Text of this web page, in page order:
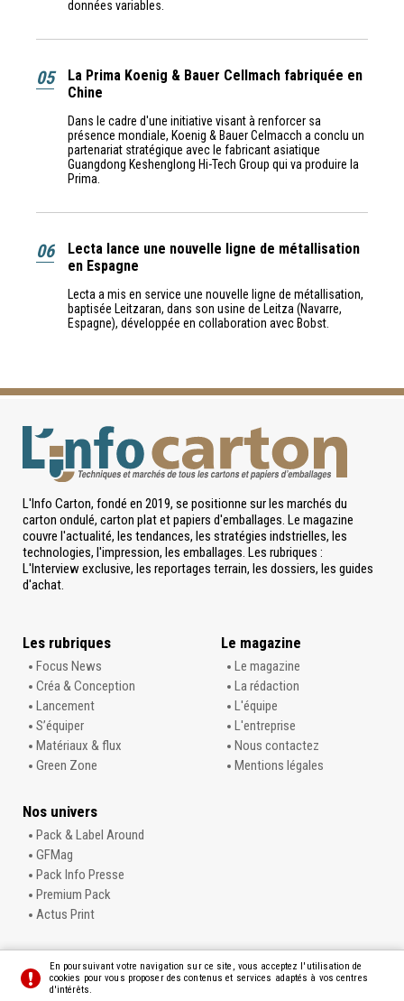
données variables.
05
La Prima Koenig & Bauer Cellmach fabriquée en
Chine
Dans le cadre d'une initiative visant à renforcer sa
présence mondiale, Koenig & Bauer Celmacch a conclu un
partenariat stratégique avec le fabricant asiatique
Guangdong Keshenglong Hi-Tech Group qui va produire la
Prima.
06
Lecta lance une nouvelle ligne de métallisation
en Espagne
Lecta a mis en service une nouvelle ligne de métallisation,
baptisée Leitzaran, dans son usine de Leitza (Navarre,
Espagne), développée en collaboration avec Bobst.
L'Info Carton, fondé en 2019, se positionne sur les marchés du
carton ondulé, carton plat et papiers d'emballages. Le magazine
couvre l'actualité, les tendances, les stratégies indstrielles, les
technologies, l'impression, les emballages. Les rubriques :
L'Interview exclusive, les reportages terrain, les dossiers, les guides
d'achat.
Les rubriques
Focus News
Créa & Conception
Lancement
S’équiper
Matériaux & flux
Green Zone
Le magazine
Le magazine
La rédaction
L'équipe
L'entreprise
Nous contactez
Mentions légales
Nos univers
Pack & Label Around
GFMag
Pack Info Presse
Premium Pack
Actus Print
En poursuivant votre navigation sur ce site, vous acceptez l'utilisation de
cookies pour vous proposer des contenus et services adaptés à vos centres
d'intérêts.